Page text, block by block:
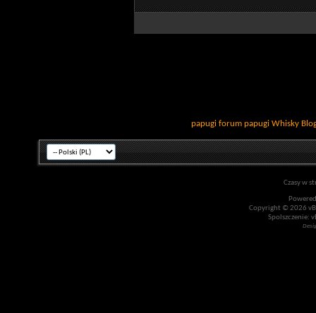
papugi forum papugi Whisky
Czasy w
Copyright © 2026
Spolszczenie: